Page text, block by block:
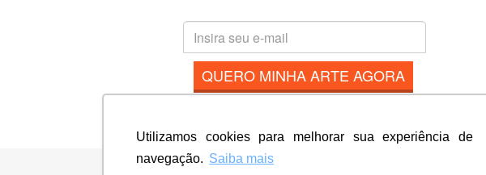
Utilizamos cookies para melhorar sua experiência de
navegação. Saiba mais
QUERO MINHA ARTE AGORA